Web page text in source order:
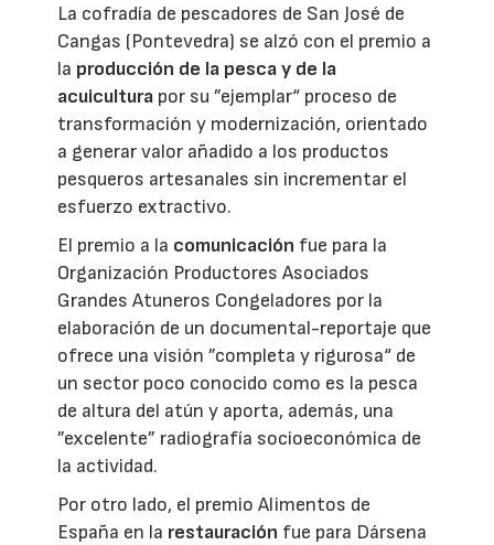
La cofradía de pescadores de San José de
Cangas (Pontevedra) se alzó con el premio a
la producción de la pesca y de la
acuicultura por su ”ejemplar“ proceso de
transformación y modernización, orientado
a generar valor añadido a los productos
pesqueros artesanales sin incrementar el
esfuerzo extractivo.
El premio a la comunicación fue para la
Organización Productores Asociados
Grandes Atuneros Congeladores por la
elaboración de un documental-reportaje que
ofrece una visión ”completa y rigurosa“ de
un sector poco conocido como es la pesca
de altura del atún y aporta, además, una
”excelente” radiografía socioeconómica de
la actividad.
Por otro lado, el premio Alimentos de
España en la restauración fue para Dársena